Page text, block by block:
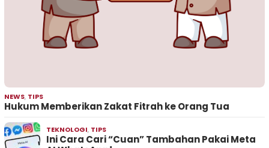
NEWS, TIPS
Hukum Memberikan Zakat Fitrah ke Orang Tua
TEKNOLOGI, TIPS
Ini Cara Cari “Cuan” Tambahan Pakai Meta